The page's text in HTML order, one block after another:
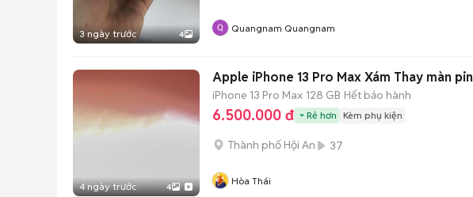
3 ngày trước 4 Quangnam Quangnam
4 ngày trước 4
Apple iPhone 13 Pro Max Xám Thay màn pin
iPhone 13 Pro Max 128 GB Hết bảo hành
6.500.000 đ Rẻ hơn Kèm phụ kiện
Thành phố Hội An 37
Hòa Thái